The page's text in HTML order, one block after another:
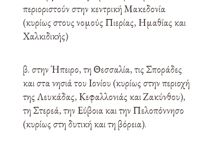
περιοριστούν στην κεντρική Μακεδονία
(κυρίως στους νομούς Πιερίας, Ημαθίας και
Χαλκιδικής)
β. στην Ήπειρο, τη Θεσσαλία, τις Σποράδες
και στα νησιά του Ιονίου (κυρίως στην περιοχή
της Λευκάδας, Κεφαλλονιάς και Ζακύνθου),
τη Στερεά, την Εύβοια και την Πελοπόννησο
(κυρίως στη δυτική και τη βόρεια).